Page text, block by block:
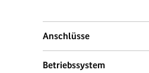
Anschlüsse
Betriebssystem